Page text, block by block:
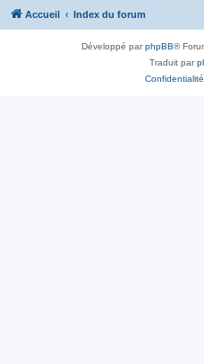
Accueil Index du forum
Développé parphpBB®
Traduit par
Confidentialité